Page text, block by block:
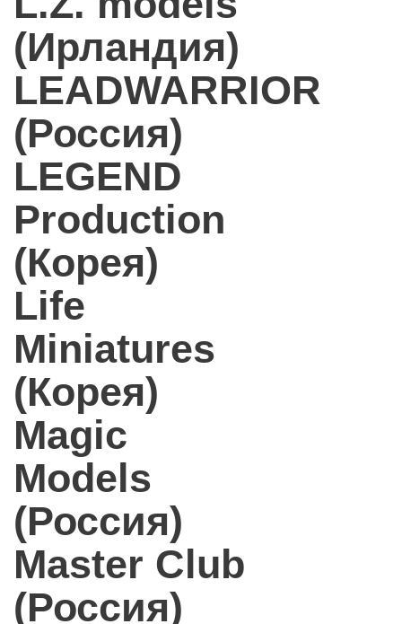
(Ирландия)
LEADWARRIOR
(Россия)
LEGEND
Production
(Корея)
Life
Miniatures
(Корея)
Magic
Models
(Россия)
Master Club
(Россия)